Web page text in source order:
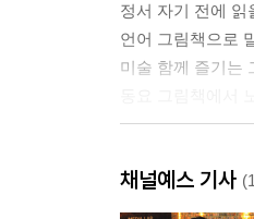
정서 자기 전에 읽
언어 그림책으로
미술 함께 즐기는
그림책 육아는 엄
채널예스 기사